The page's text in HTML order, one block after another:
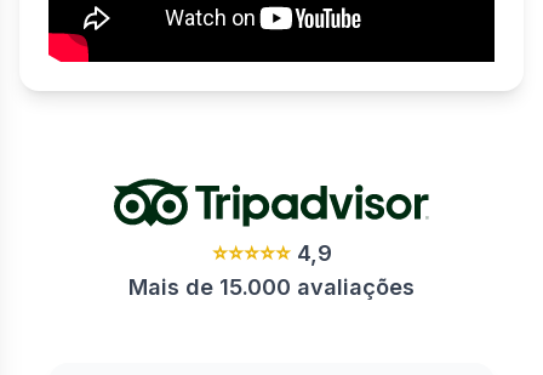
⭐⭐⭐⭐⭐4,9
Mais de 15.000 avaliações